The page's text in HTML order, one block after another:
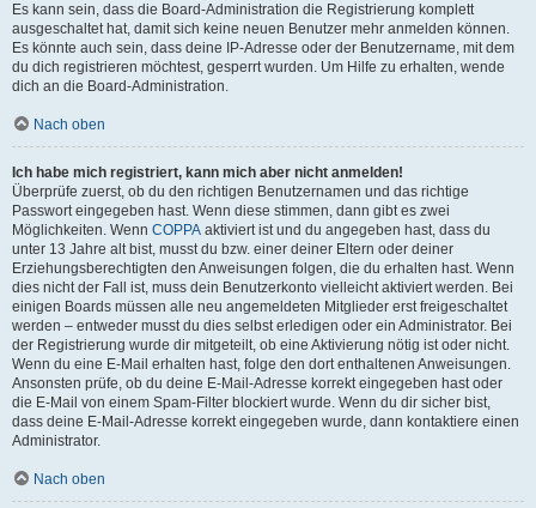
Es kann sein, dass die Board-Administration die Registrierung komplett
ausgeschaltet hat, damit sich keine neuen Benutzer mehr anmelden können.
Es könnte auch sein, dass deine IP-Adresse oder der Benutzername, mit dem
du dich registrieren möchtest, gesperrt wurden. Um Hilfe zu erhalten, wende
dich an die Board-Administration.
Nach oben
Ich habe mich registriert, kann mich aber nicht anmelden!
Überprüfe zuerst, ob du den richtigen Benutzernamen und das richtige
Passwort eingegeben hast. Wenn diese stimmen, dann gibt es zwei
Möglichkeiten. Wenn COPPA aktiviert ist und du angegeben hast, dass du
unter 13 Jahre alt bist, musst du bzw. einer deiner Eltern oder deiner
Erziehungsberechtigten den Anweisungen folgen, die du erhalten hast. Wenn
dies nicht der Fall ist, muss dein Benutzerkonto vielleicht aktiviert werden. Bei
einigen Boards müssen alle neu angemeldeten Mitglieder erst freigeschaltet
werden – entweder musst du dies selbst erledigen oder ein Administrator. Bei
der Registrierung wurde dir mitgeteilt, ob eine Aktivierung nötig ist oder nicht.
Wenn du eine E-Mail erhalten hast, folge den dort enthaltenen Anweisungen.
Ansonsten prüfe, ob du deine E-Mail-Adresse korrekt eingegeben hast oder
die E-Mail von einem Spam-Filter blockiert wurde. Wenn du dir sicher bist,
dass deine E-Mail-Adresse korrekt eingegeben wurde, dann kontaktiere einen
Administrator.
Nach oben